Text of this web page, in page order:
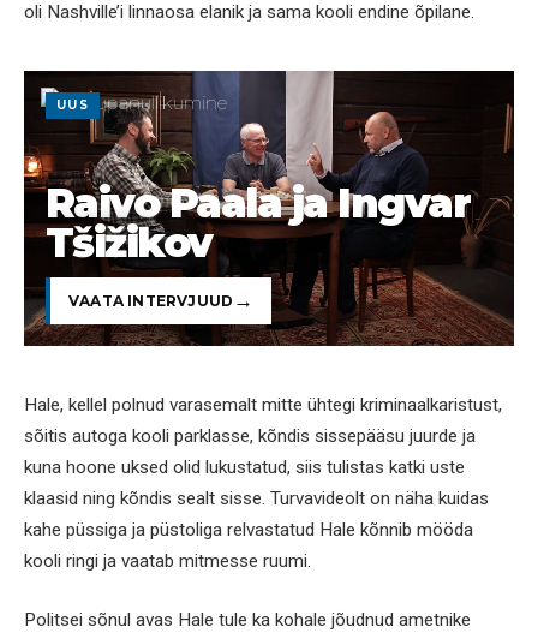
oli Nashville’i linnaosa elanik ja sama kooli endine õpilane.
UUS
Raivo Paala ja Ingvar
Tšižikov
VAATA INTERVJUUD
Hale, kellel polnud varasemalt mitte ühtegi kriminaalkaristust,
sõitis autoga kooli parklasse, kõndis sissepääsu juurde ja
kuna hoone uksed olid lukustatud, siis tulistas katki uste
klaasid ning kõndis sealt sisse. Turvavideolt on näha kuidas
kahe püssiga ja püstoliga relvastatud Hale kõnnib mööda
kooli ringi ja vaatab mitmesse ruumi.
Politsei sõnul avas Hale tule ka kohale jõudnud ametnike